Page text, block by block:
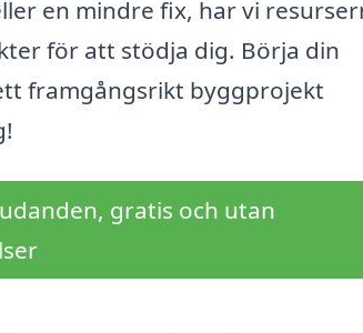
en mindre fix, har vi
för att stödja dig. Börja din
framgångsrikt byggprojekt
gratis och utan